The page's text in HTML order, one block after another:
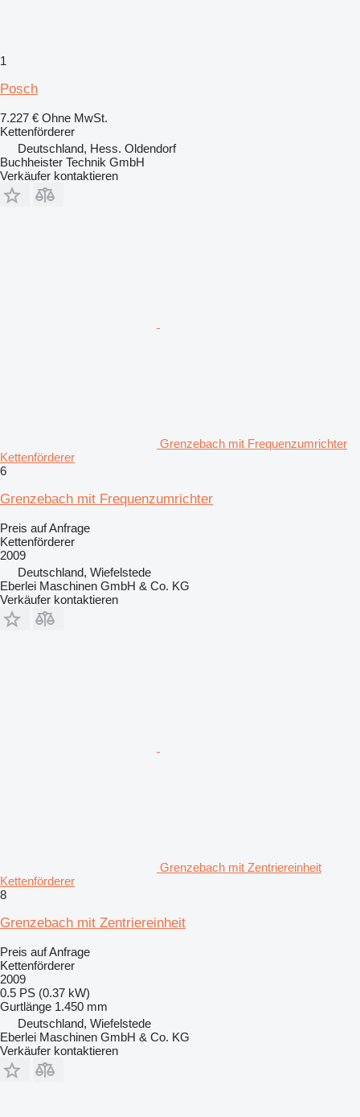
1
Posch
7.227 € Ohne MwSt.
Kettenförderer
Deutschland, Hess. Oldendorf
Buchheister Technik GmbH
Verkäufer kontaktieren
Grenzebach mit Frequenzumrichter
Kettenförderer
6
Grenzebach mit Frequenzumrichter
Preis auf Anfrage
Kettenförderer
2009
Deutschland, Wiefelstede
Eberlei Maschinen GmbH & Co. KG
Verkäufer kontaktieren
Grenzebach mit Zentriereinheit
Kettenförderer
8
Grenzebach mit Zentriereinheit
Preis auf Anfrage
Kettenförderer
2009
0.5 PS (0.37 kW)
Gurtlänge 1.450 mm
Deutschland, Wiefelstede
Eberlei Maschinen GmbH & Co. KG
Verkäufer kontaktieren